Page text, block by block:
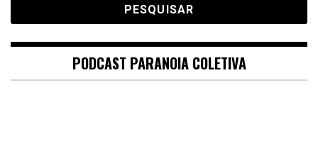
PODCAST PARANOIA COLETIVA